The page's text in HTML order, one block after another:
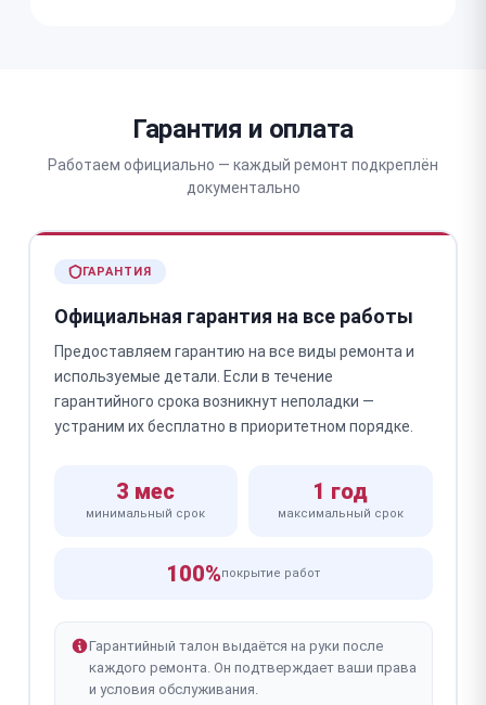
Гарантия и оплата
Работаем официально — каждый ремонт подкреплён
документально
ГАРАНТИЯ
Официальная гарантия на все работы
Предоставляем гарантию на все виды ремонта и
используемые детали. Если в течение
гарантийного срока возникнут неполадки —
устраним их бесплатно в приоритетном порядке.
3 мес
минимальный срок
1 год
максимальный срок
100%покрытие работ
Гарантийный талон выдаётся на руки после
каждого ремонта. Он подтверждает ваши права
и условия обслуживания.